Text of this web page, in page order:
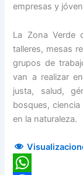
empresas y
La Zona Verde
talleres, mesas
grupos de
van a realizar
justa, salud,
bosques,
en la naturaleza.